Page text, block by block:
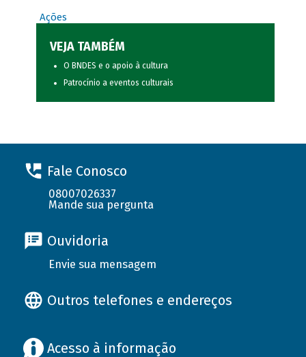
Ações
VEJA TAMBÉM
O BNDES e o apoio à cultura
Patrocínio a eventos culturais
Fale Conosco
08007026337
Mande sua pergunta
Ouvidoria
Envie sua mensagem
Outros telefones e endereços
Acesso à informação